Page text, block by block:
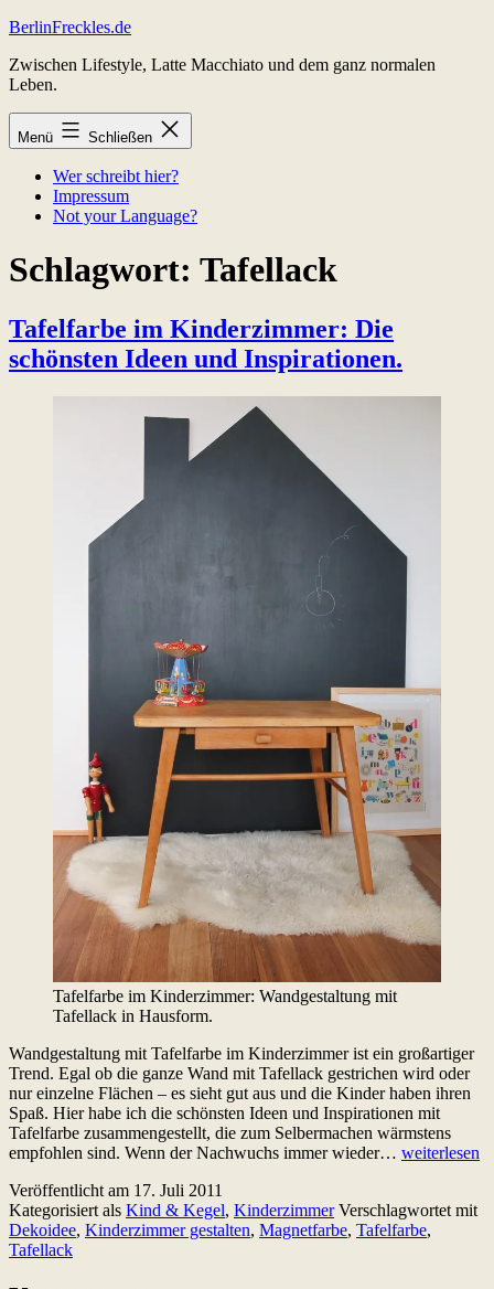
Zum
springen
BerlinFreckles.de
Zwischen Lifestyle, Latte Macchiato und dem ganz normalen
Leben.
Menü Schließen
Wer schreibt hier?
Impressum
Not your Language?
Schlagwort: Tafellack
Tafelfarbe im Kinderzimmer: Die
schönsten Ideen und Inspirationen.
Tafelfarbe im Kinderzimmer: Wandgestaltung mit
Tafellack in Hausform.
Wandgestaltung mit Tafelfarbe im Kinderzimmer ist ein großartiger
Trend. Egal ob die ganze Wand mit Tafellack gestrichen wird oder
nur einzelne Flächen – es sieht gut aus und die Kinder haben ihren
Spaß. Hier habe ich die schönsten Ideen und Inspirationen mit
Tafelfarbe zusammengestellt, die zum Selbermachen wärmstens
empfohlen sind. Wenn der Nachwuchs immer wieder… Tafelfarbe
Die
schönsten
weiterlesen
Veröffentlicht am 17. Juli 2011
Kategorisiert als Kind & Kegel, Kinderzimmer Verschlagwortet mit
Dekoidee, Kinderzimmer gestalten, Magnetfarbe, Tafelfarbe,
Tafellack